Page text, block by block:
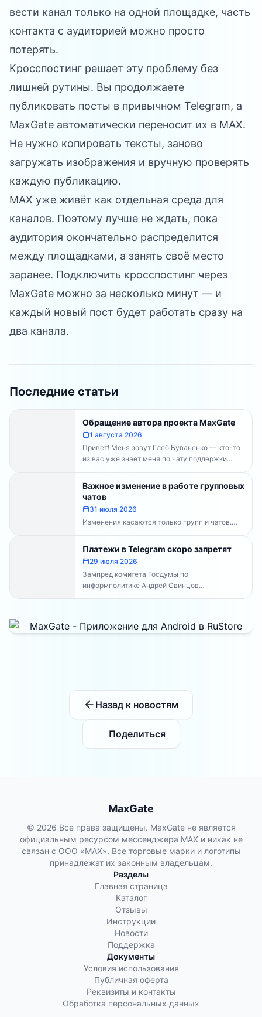
вести канал только на одной площадке, часть
контакта с аудиторией можно просто
потерять.
Кросспостинг решает эту проблему без
лишней рутины. Вы продолжаете
публиковать посты в привычном Telegram, а
MaxGate автоматически переносит их в MAX.
Не нужно копировать тексты, заново
загружать изображения и вручную проверять
каждую публикацию.
MAX уже живёт как отдельная среда для
каналов. Поэтому лучше не ждать, пока
аудитория окончательно распределится
между площадками, а занять своё место
заранее. Подключить кросспостинг через
MaxGate можно за несколько минут — и
каждый новый пост будет работать сразу на
два канала.
Последние статьи
Обращение автора проекта MaxGate
1 августа 2026
Привет! Меня зовут Глеб Буваненко — кто-то
из вас уже знает меня по чату поддержки....
Важное изменение в работе групповых
чатов
31 июля 2026
Изменения касаются только групп и чатов.
Каналы работают в прежнем режиме —
владельцам каналов делать...
Платежи в Telegram скоро запретят
29 июля 2026
Зампред комитета Госдумы по
информполитике Андрей Свинцов
рекомендовал россиянам временно
Назад к новостям
Поделиться
MaxGate
© 2026 Все права защищены. MaxGate не является
официальным ресурсом мессенджера MAX и никак не
связан с ООО «МАХ». Все торговые марки и логотипы
принадлежат их законным владельцам.
Разделы
Главная страница
Каталог
Отзывы
Инструкции
Новости
Поддержка
Документы
Условия использования
Публичная оферта
Реквизиты и контакты
Обработка персональных данных